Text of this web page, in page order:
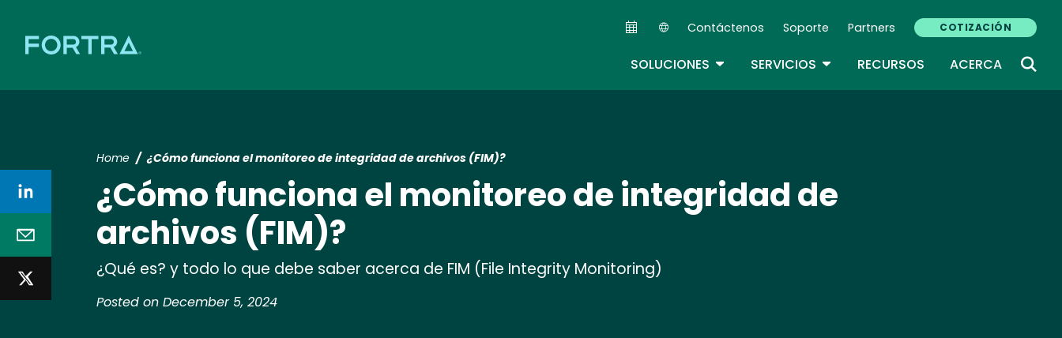
Secondary Navigation (ES)
Contáctenos Soporte Partners COTIZACIÓN
SOLUCIONES TOGGLE DROPDOWN
SERVICIOS TOGGLE DROPDOWN
RECURSOS ACERCA
Home ¿Cómo funciona el monitoreo de integridad de archivos (FIM)?
¿Cómo funciona el monitoreo de integridad de
archivos (FIM)?
¿Qué es? y todo lo que debe saber acerca de FIM (File Integrity Monitoring)
Posted on December 5, 2024